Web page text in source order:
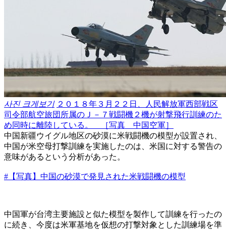
사진 크게보기 ２０１８年３月２２日、人民解放軍西部戦区
司令部航空旅団所属のＪ－７戦闘機２機が射撃飛行訓練のた
め同時に離陸している。 ［写真 中国空軍］
中国新疆ウイグル地区の砂漠に米戦闘機の模型が設置され、
中国が米空母打撃訓練を実施したのは、米国に対する警告の
意味があるという分析があった。
#【写真】中国の砂漠で発見された米戦闘機の模型
中国軍が台湾主要施設と似た模型を製作して訓練を行ったの
に続き、今度は米軍基地を仮想の打撃対象とした訓練場を準